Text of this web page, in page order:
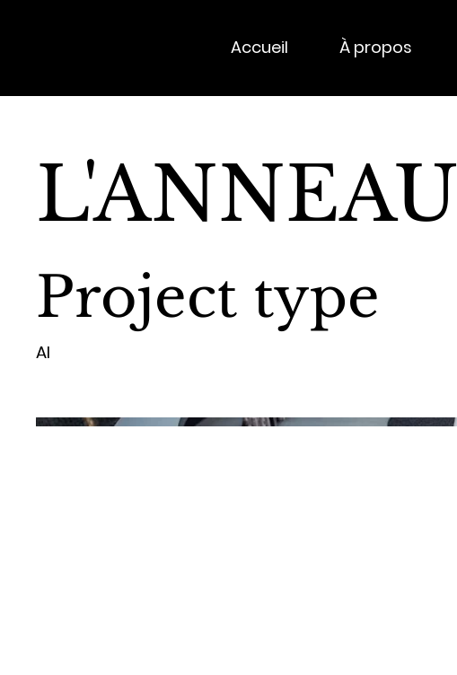
Accueil À propos
L'ANNEAU
Project type
AI